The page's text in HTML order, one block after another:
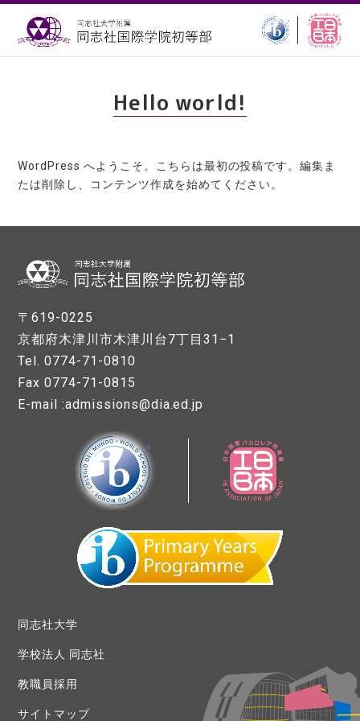
Hello world!
WordPress へようこそ。こちらは最初の投稿です。編集ま
たは削除し、コンテンツ作成を始めてください。
〒619-0225
京都府木津川市木津川台7丁目31−1
Tel. 0774-71-0810
Fax 0774-71-0815
E-mail :admissions@dia.ed.jp
同志社大学
学校法人 同志社
教職員採用
サイトマップ